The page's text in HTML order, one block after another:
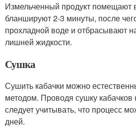
Измельченный продукт помещают
бланшируют 2-3 минуты, после
прохладной воде и отбрасывают
лишней жидкости.
Сушка
Сушить кабачки можно
методом. Проводя сушку кабачков
следует учитывать, что процесс
дней.